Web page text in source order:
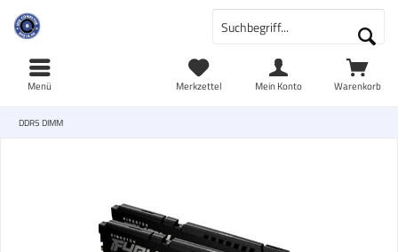
Warenkorb
Merkzettel Mein Konto
Menü
DDR5 DIMM